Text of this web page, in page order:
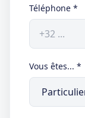
Téléphone *
Vous êtes... *